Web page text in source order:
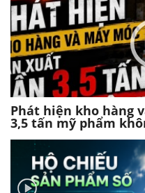
Phát hiện kho hàng
3,5 tấn mỹ phẩm